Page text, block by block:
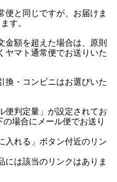
便と同じですが、お届けま
す。
金額を超えた場合は、原則
ヤマト通常便でお送りいた
換・コンビニはお選びいた
便判定量」が設定されてお
場合にメール便でお送り
入れる」ボタン付近のリン
は該当のリンクはありま